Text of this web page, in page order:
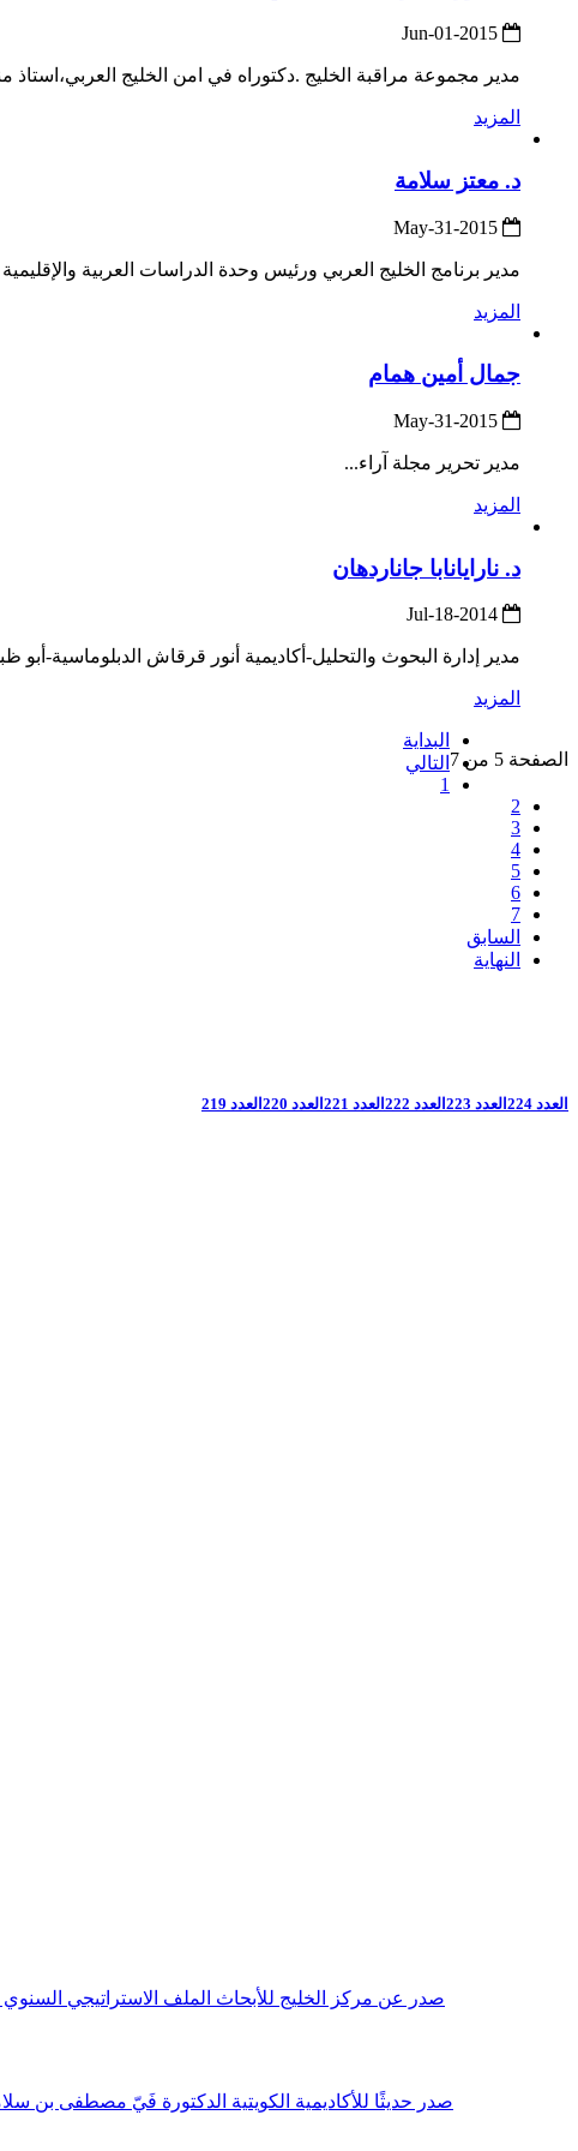
مدير مجموعة مراقبة الخليج .دكتوراه في امن الخليج
المزيد
د. معتز سلامة
مدير برنامج الخليج العربي ورئيس وحدة الدراسات العربية
المزيد
جمال أمين همام
مدير تحرير مجلة آراء...
المزيد
د. نارايانابا جاناردهان
مدير إدارة البحوث والتحليل-أكاديمية أنور قرقاش الدبلوماسية-
المزيد
الصفحة 5 من 7
البداية
التالي
1
2
3
4
5
6
7
السابق
النهاية
العدد 224 العدد 223 العدد 222 العدد 221 العدد 220 العدد 219
صدر عن مركز الخليج للأبحاث الملف الاستراتيجي السنوي مع بداية عام 2026م، باللغتين العربية والانجليزية وتضمن دراسات تحليلية ورؤى معمقة، وقراءات
صدر حديثًا للأكاديمية الكويتية الدكتورة فَيّ مصطفى بن